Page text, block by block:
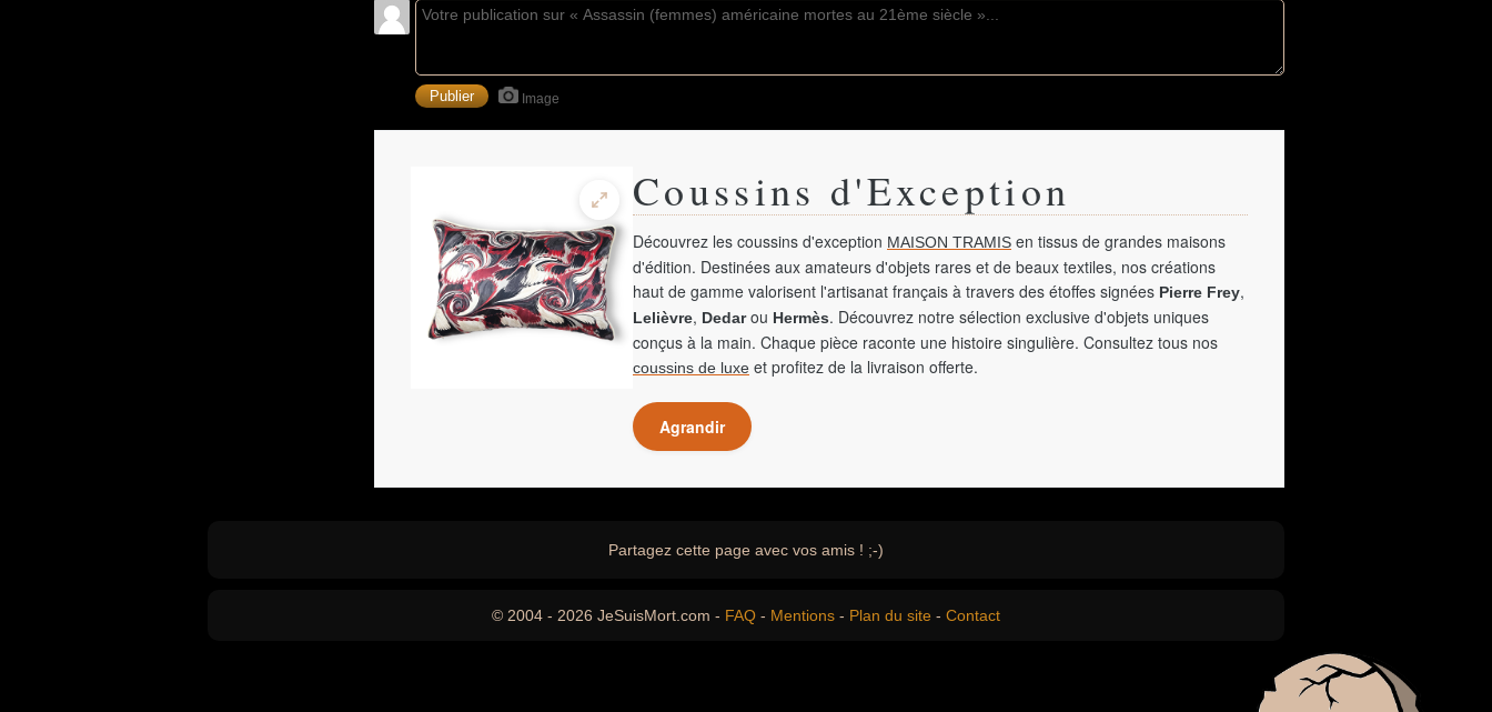
Image
Coussins d'Exception
Découvrez les coussins d'exception MAISON TRAMIS en tissus de grandes maisons
d'édition. Destinées aux amateurs d'objets rares et de beaux textiles, nos créations
haut de gamme valorisent l'artisanat français à travers des étoffes signées Pierre Frey,
Lelièvre, Dedarou Hermès. Découvrez notre sélection exclusive d'objets uniques
conçus à la main. Chaque pièce raconte une histoire singulière. Consultez tous nos
coussins de luxe et profitez de la livraison offerte.
Agrandir
Partagez cette page avec vos amis ! ;-)
© 2004 - 2026 JeSuisMort.com - FAQ - Mentions - Plan du site - Contact